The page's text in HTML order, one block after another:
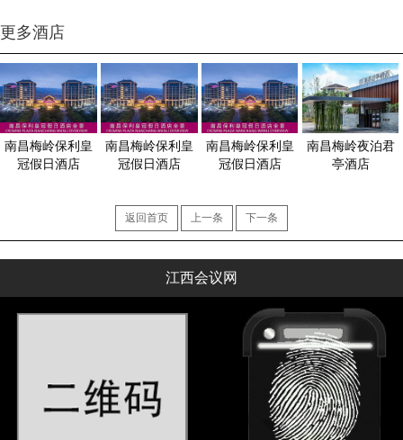
更多酒店
南昌梅岭保利皇
冠假日酒店
南昌梅岭保利皇
冠假日酒店
南昌梅岭保利皇
冠假日酒店
南昌梅岭夜泊君
亭酒店
返回首页 上一条 下一条
江西会议网